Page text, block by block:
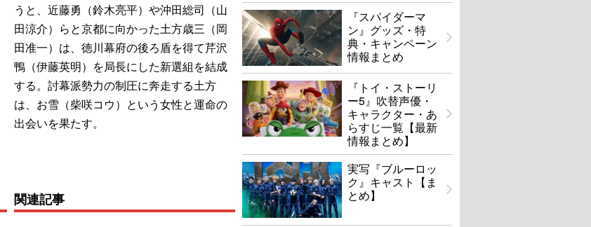
うと、近藤勇（鈴木亮平）や沖田総司（山
田涼介）らと京都に向かった土方歳三（岡
田准一）は、徳川幕府の後ろ盾を得て芹沢
鴨（伊藤英明）を局長にした新選組を結成
する。討幕派勢力の制圧に奔走する土方
は、お雪（柴咲コウ）という女性と運命の
出会いを果たす。
関連記事
『スパイダーマ
ン』グッズ・特
典・キャンペーン
情報まとめ
『トイ・ストーリ
ー5』吹替声優・
キャラクター・あ
らすじ一覧【最新
情報まとめ】
実写『ブルーロッ
ク』キャスト【ま
とめ】